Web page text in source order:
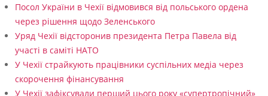
Посол України в Чехії відмовився від польського ордена
через рішення щодо Зеленського
Уряд Чехії відсторонив президента Петра Павела від
участі в саміті НАТО
У Чехії страйкують працівники суспільних медіа через
скорочення фінансування
У Чехії зафіксували перший цього року «супертропічний»